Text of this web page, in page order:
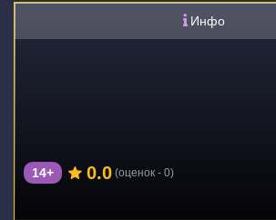
Инфо
14+ 0.0 (оценок - 0)